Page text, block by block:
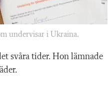
undervisar i Ukraina.
svåra tider. Hon lämnade